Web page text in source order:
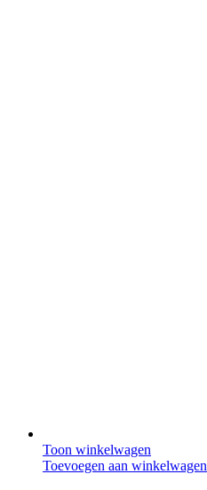
Toon winkelwagen
Toevoegen aan winkelwagen